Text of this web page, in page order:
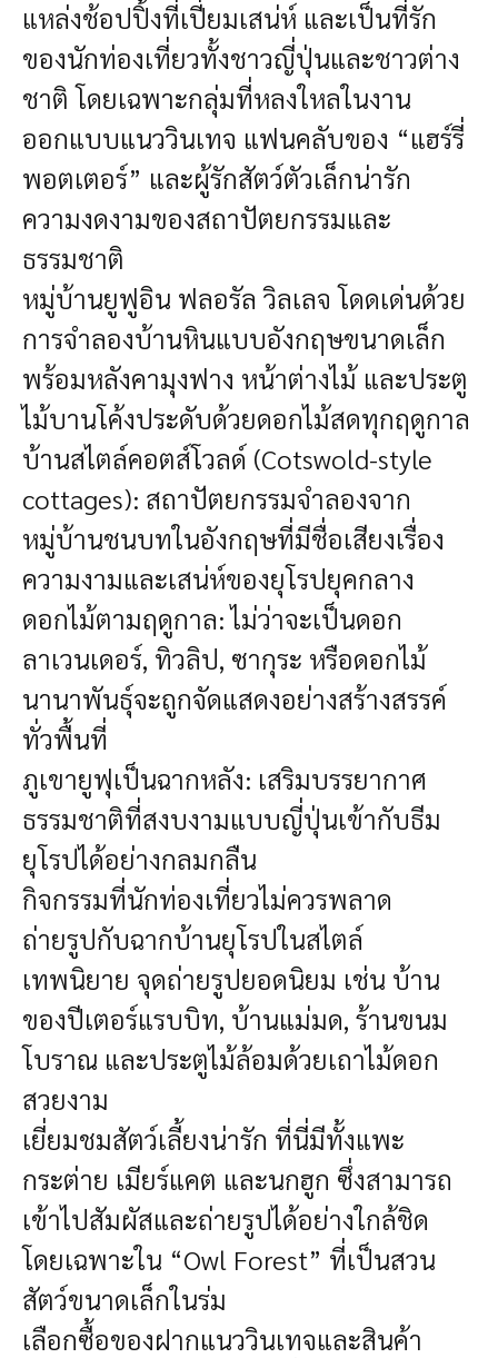
แหล่งช้อปปิ้งที่เปี่ยมเสน่ห์ และเป็นที่รัก
ของนักท่องเที่ยวทั้งชาวญี่ปุ่นและชาวต่าง
ชาติ โดยเฉพาะกลุ่มที่หลงใหลในงาน
ออกแบบแนววินเทจ แฟนคลับของ “แฮร์รี่
พอตเตอร์” และผู้รักสัตว์ตัวเล็กน่ารัก
ความงดงามของสถาปัตยกรรมและ
ธรรมชาติ
หมู่บ้านยูฟูอิน ฟลอรัล วิลเลจ โดดเด่นด้วย
การจำลองบ้านหินแบบอังกฤษขนาดเล็ก
พร้อมหลังคามุงฟาง หน้าต่างไม้ และประตู
ไม้บานโค้งประดับด้วยดอกไม้สดทุกฤดูกาล
บ้านสไตล์คอตส์โวลด์ (Cotswold-style
cottages): สถาปัตยกรรมจำลองจาก
หมู่บ้านชนบทในอังกฤษที่มีชื่อเสียงเรื่อง
ความงามและเสน่ห์ของยุโรปยุคกลาง
ดอกไม้ตามฤดูกาล: ไม่ว่าจะเป็นดอก
ลาเวนเดอร์, ทิวลิป, ซากุระ หรือดอกไม้
นานาพันธุ์จะถูกจัดแสดงอย่างสร้างสรรค์
ทั่วพื้นที่
ภูเขายูฟุเป็นฉากหลัง: เสริมบรรยากาศ
ธรรมชาติที่สงบงามแบบญี่ปุ่นเข้ากับธีม
ยุโรปได้อย่างกลมกลืน
กิจกรรมที่นักท่องเที่ยวไม่ควรพลาด
ถ่ายรูปกับฉากบ้านยุโรปในสไตล์
เทพนิยาย จุดถ่ายรูปยอดนิยม เช่น บ้าน
ของปีเตอร์แรบบิท, บ้านแม่มด, ร้านขนม
โบราณ และประตูไม้ล้อมด้วยเถาไม้ดอก
สวยงาม
เยี่ยมชมสัตว์เลี้ยงน่ารัก ที่นี่มีทั้งแพะ
กระต่าย เมียร์แคต และนกฮูก ซึ่งสามารถ
เข้าไปสัมผัสและถ่ายรูปได้อย่างใกล้ชิด
โดยเฉพาะใน “Owl Forest” ที่เป็นสวน
สัตว์ขนาดเล็กในร่ม
เลือกซื้อของฝากแนววินเทจและสินค้า